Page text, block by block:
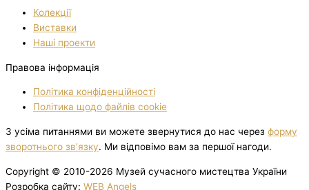
Колекції
Виставки
Нашi проекти
Правова інформація
Політика конфіденційності
Політика щодо файлів cookie
З усіма питаннями ви можете звернутися до нас через форму
зворотнього зв’язку. Ми відповімо вам за першої нагоди.
Copyright © 2010-2026 Музей сучасного мистецтва України
Розробка сайту: WEB Angels